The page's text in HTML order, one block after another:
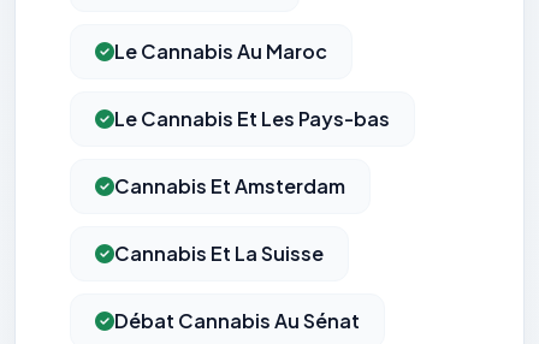
Le Cannabis Au Maroc
Le Cannabis Et Les Pays-bas
Cannabis Et Amsterdam
Cannabis Et La Suisse
Débat Cannabis Au Sénat